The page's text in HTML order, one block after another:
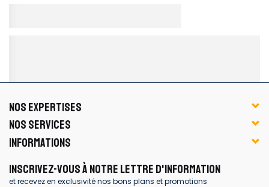
NOS EXPERTISES
NOS SERVICES
INFORMATIONS
INSCRIVEZ-VOUS À NOTRE LETTRE D'INFORMATION
et recevez en exclusivité nos bons plans et promotions